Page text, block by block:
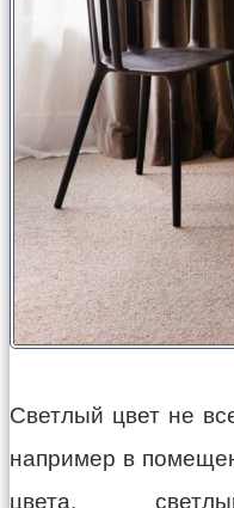
Светлый цвет не
например в
цвета,